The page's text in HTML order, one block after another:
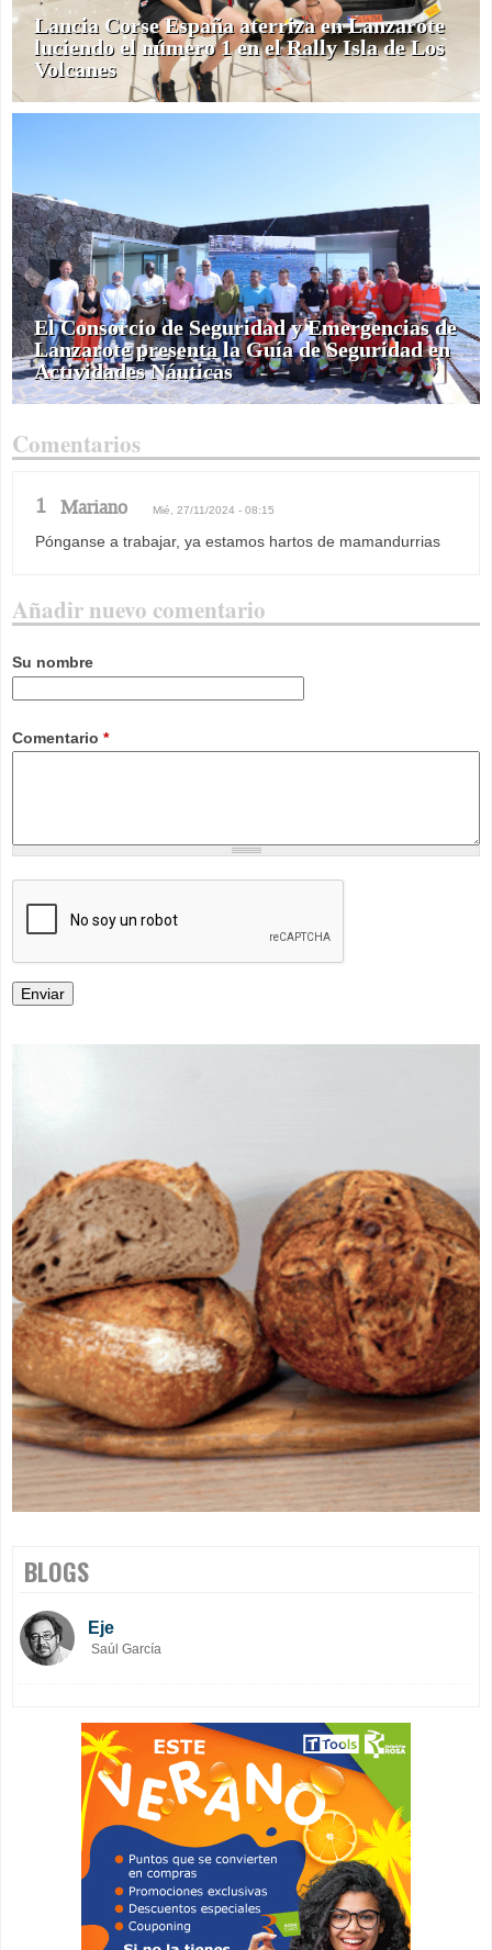
Lancia Corse España aterriza en Lanzarote
luciendo el número 1 en el Rally Isla de Los
Volcanes
El Consorcio de Seguridad y Emergencias de
Lanzarote presenta la Guía de Seguridad en
Actividades Náuticas
Comentarios
1 Mariano Mié, 27/11/2024 - 08:15
Pónganse a trabajar, ya estamos hartos de mamandurrias
Añadir nuevo comentario
Su nombre
Comentario *
BLOGS
Eje
Saúl García